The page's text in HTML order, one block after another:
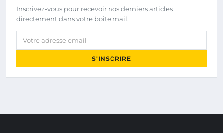
Inscrivez-vous pour recevoir nos derniers articles
directement dans votre boîte mail.
Votre adresse email
S'INSCRIRE